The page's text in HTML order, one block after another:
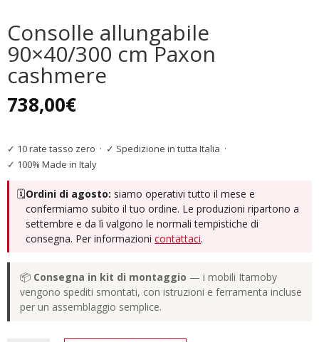
Consolle allungabile
90×40/300 cm Paxon
cashmere
738,00€
✓ 10 rate tasso zero · ✓ Spedizione in tutta Italia ·
✓ 100% Made in Italy
🗓️Ordini di agosto: siamo operativi tutto il mese e
confermiamo subito il tuo ordine. Le produzioni ripartono a
settembre e da lì valgono le normali tempistiche di
consegna. Per informazionicontattaci.
📦 Consegna in kit di montaggio — i mobili Itamoby
vengono spediti smontati, con istruzioni e ferramenta incluse
per un assemblaggio semplice.